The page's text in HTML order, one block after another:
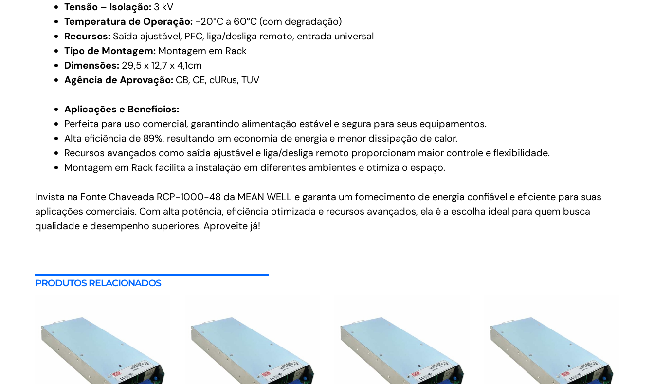
Tensão – Isolação: 3 kV
Temperatura de Operação: -20°C a 60°C (com degradação)
Recursos: Saída ajustável, PFC, liga/desliga remoto, entrada universal
Tipo de Montagem: Montagem em Rack
Dimensões: 29,5 x 12,7 x 4,1cm
Agência de Aprovação: CB, CE, cURus, TUV
Aplicações e Benefícios:
Perfeita para uso comercial, garantindo alimentação estável e segura para seus equipamentos.
Alta eficiência de 89%, resultando em economia de energia e menor dissipação de calor.
Recursos avançados como saída ajustável e liga/desliga remoto proporcionam maior controle e flexibilidade.
Montagem em Rack facilita a instalação em diferentes ambientes e otimiza o espaço.
Invista na Fonte Chaveada RCP-1000-48 da MEAN WELL e garanta um fornecimento de energia confiável e eficiente para suas
aplicações comerciais. Com alta potência, eficiência otimizada e recursos avançados, ela é a escolha ideal para quem busca
qualidade e desempenho superiores. Aproveite já!
PRODUTOS RELACIONADOS